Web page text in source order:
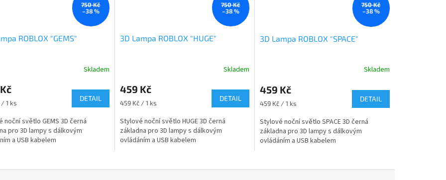
750 Kč
–38 %
ROBLOX "GEMS"
Skladem
1 ks
DETAIL
noční světlo GEMS 3D černá
pro 3D lampy s dálkovým
a USB kabelem
750 Kč
–38 %
3D Lampa ROBLOX "HUGE"
Skladem
459 Kč
Měrná
459 Kč / 1 ks
DETAIL
Stylové noční světlo HUGE 3D černá
základna pro 3D lampy s dálkovým
ovládáním a USB kabelem
750 Kč
–38 %
3D Lampa ROBLOX "SPACE"
Skladem
459 Kč
Měrná
459 Kč / 1 ks
DETAIL
Stylové noční světlo SPACE 3D černá
základna pro 3D lampy s dálkovým
ovládáním a USB kabelem